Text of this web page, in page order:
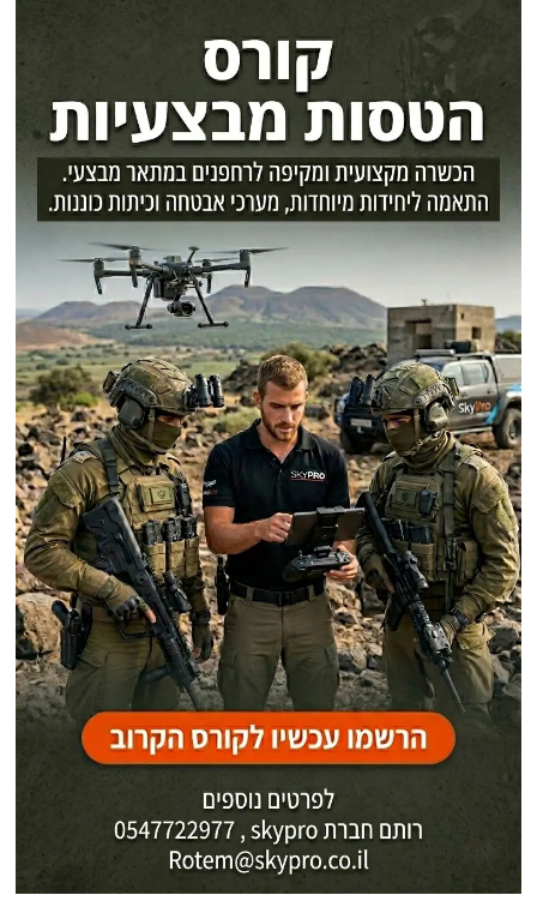
פוסטים אחרונים
רחפן כמעט בלתי נראה: המצאה חדשה שמטעה את העין האנושית
יו"ר הפרלמנט האיראני חושף מה קרה בשעות הראשונות לאחר חיסול המנהיג
העליון האיראני עלי חמינאי
צבא סוריה נפרס בגבול עיראק: החשש מפני פלישת מיליציות שיעיות
הנאמנות לאיראן
הסוס הטרויאני של חזבאללה: ניצל פרויקט בינלאומי להקמת רשת תקשורת
חשאית לטובת הפיקוד הבכיר שלו בביירות
חשיפה: עיר המקלט הסודית של קציני אסד בלבנון – והכוח המיוחד של א-שרע